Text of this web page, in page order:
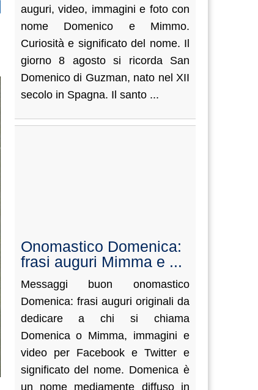
auguri, video, immagini e foto con
nome Domenico e Mimmo.
Curiosità e significato del nome. Il
giorno 8 agosto si ricorda San
Domenico di Guzman, nato nel XII
secolo in Spagna. Il santo ...
Onomastico Domenica:
frasi auguri Mimma e ...
Messaggi buon onomastico
Domenica: frasi auguri originali da
dedicare a chi si chiama
Domenica o Mimma, immagini e
video per Facebook e Twitter e
significato del nome. Domenica è
un nome mediamente diffuso in